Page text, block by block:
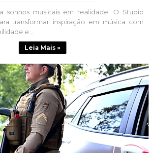
sonhos musicais em realidade. O Studio
transformar inspiração em música com
e...
Leia Mais »